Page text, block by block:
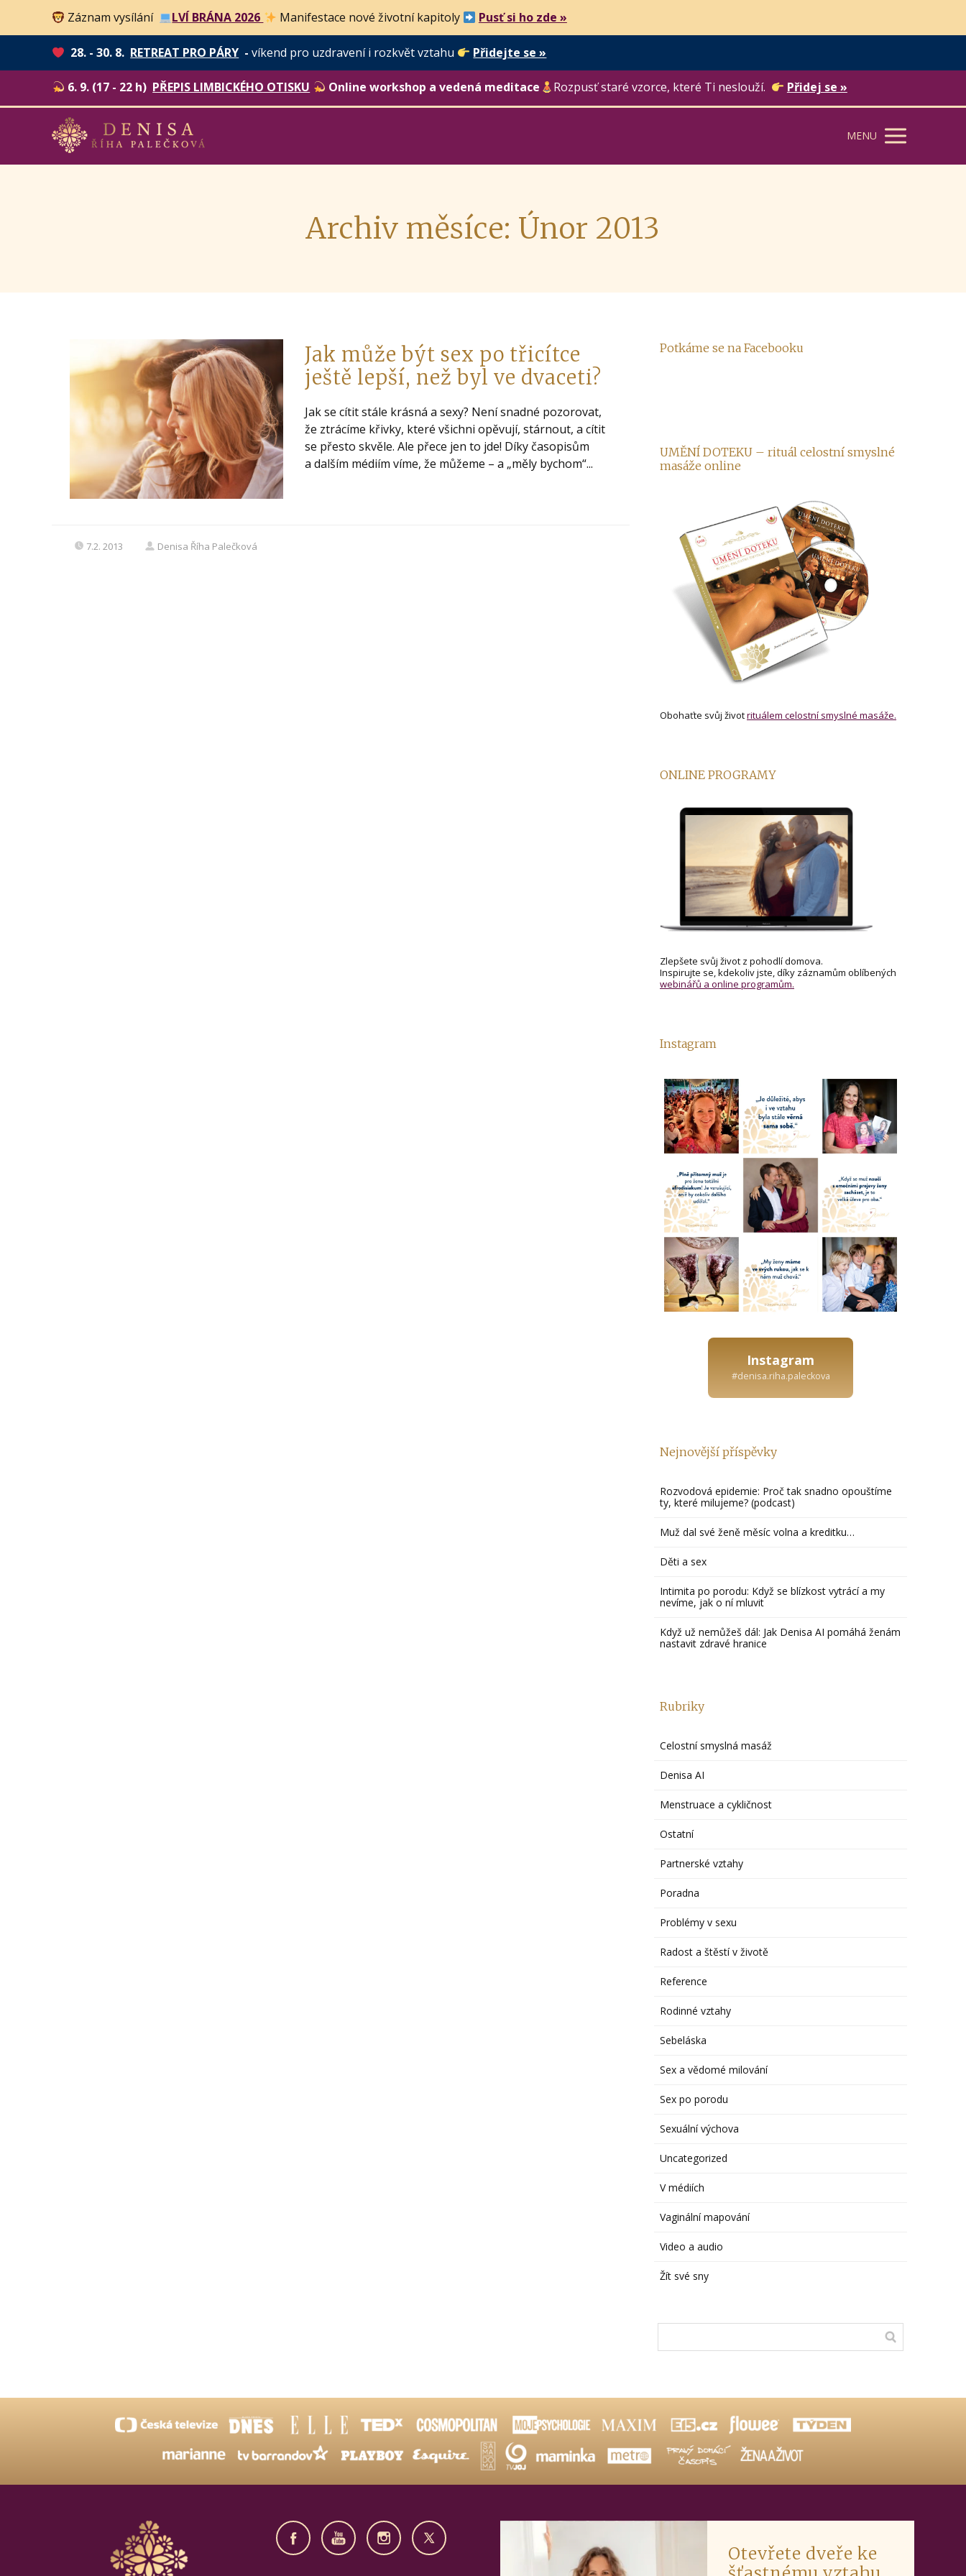
Záznam vysílání LVÍ BRÁNA 2026 Manifestace nové životní kapitoly Pusť si ho zde »
28. - 30. 8. RETREAT PRO PÁRY -víkend pro uzdravení i rozkvět vztahu Přidejte se »
6. 9. (17 - 22 h) PŘEPIS LIMBICKÉHO OTISKU Online workshop a vedená meditace Rozpusť staré vzorce, které Ti neslouží. Přidej se »
MENU
Archiv měsíce: Únor 2013
Jak může být sex po třicítce
ještě lepší, než byl ve dvaceti?
Jak se cítit stále krásná a sexy? Není snadné pozorovat,
že ztrácíme křivky, které všichni opěvují, stárnout, a cítit
se přesto skvěle. Ale přece jen to jde! Díky časopisům
a dalším médiím víme, že můžeme – a „měly bychom“...
7.2. 2013 Denisa Říha Palečková
Potkáme se na Facebooku
UMĚNÍ DOTEKU – rituál celostní smyslné
masáže online
Obohaťte svůj životrituálem celostní smyslné masáže.
ONLINE PROGRAMY
Zlepšete svůj život z pohodlí domova.
Inspirujte se, kdekoliv jste, díky záznamům oblíbených
webinářů a online programům.
Instagram
Instagram
#denisa.riha.paleckova
Nejnovější příspěvky
Rozvodová epidemie: Proč tak snadno opouštíme
ty, které milujeme? (podcast)
Muž dal své ženě měsíc volna a kreditku…
Děti a sex
Intimita po porodu: Když se blízkost vytrácí a my
nevíme, jak o ní mluvit
Když už nemůžeš dál: Jak Denisa AI pomáhá ženám
nastavit zdravé hranice
Rubriky
Celostní smyslná masáž
Denisa AI
Menstruace a cykličnost
Ostatní
Partnerské vztahy
Poradna
Problémy v sexu
Radost a štěstí v životě
Reference
Rodinné vztahy
Sebeláska
Sex a vědomé milování
Sex po porodu
Sexuální výchova
Uncategorized
V médiích
Vaginální mapování
Video a audio
Žít své sny
Otevřete dveře ke